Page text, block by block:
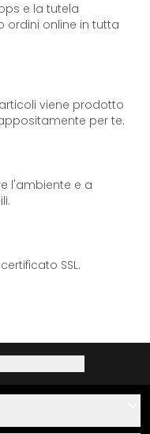
e la tutela
ordini online in tutta
viene prodotto
per te.
l'ambiente e a
SSL.